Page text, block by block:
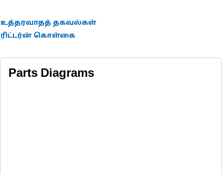
உத்தரவாதத் தகவல்கள்
ரிட்டர்ன் கொள்கை
Parts Diagrams